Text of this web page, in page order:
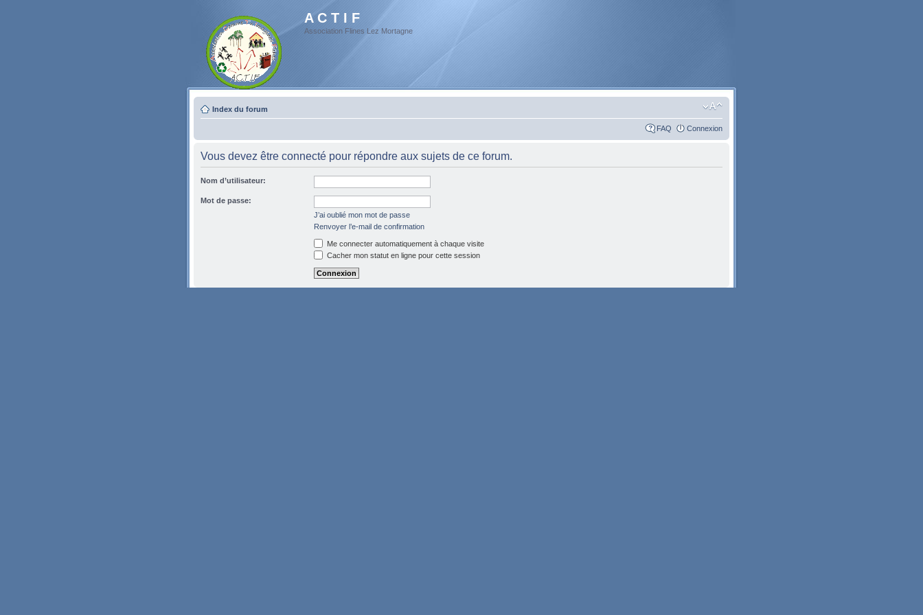
A C T I F
Association Flines Lez Mortagne
Index du forum
FAQ Connexion
Vous devez être connecté pour répondre aux sujets de ce forum.
Nom d’utilisateur:
Mot de passe:
J’ai oublié mon mot de passe
Renvoyer l’e-mail de confirmation
Me connecter automatiquement à chaque visite
Cacher mon statut en ligne pour cette session